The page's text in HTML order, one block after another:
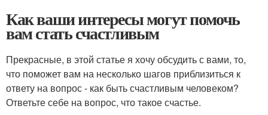
Как ваши интересы могут помочь
вам стать счастливым
Прекрасные, в этой статье я хочу обсудить с вами, то,
что поможет вам на несколько шагов приблизиться к
ответу на вопрос - как быть счастливым человеком?
Ответьте себе на вопрос, что такое счастье.